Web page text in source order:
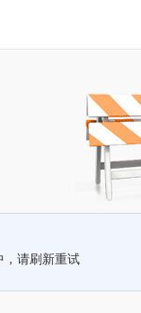
，请刷新重试